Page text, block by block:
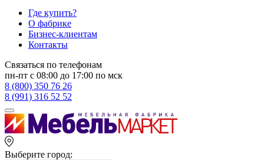
Где купить?
О фабрике
Бизнес-клиентам
Контакты
Связаться по телефонам
пн-пт с 08:00 до 17:00 по мск
8 (800) 350 76 26
8 (991) 316 52 52
Выберите город: